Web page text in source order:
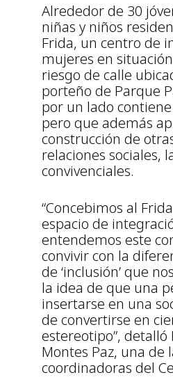
Alrededor de 30
niñas y niños
Frida, un centro de
mujeres en
riesgo de calle
porteño de Parque
por un lado
pero que además
construcción de
relaciones sociales,
convivenciales.
“Concebimos al
espacio de
entendemos este
convivir con la
de ‘inclusión’ que
la idea de que una
insertarse en una
de convertirse en
estereotipo”, detalló
Montes Paz, una de
coordinadoras del